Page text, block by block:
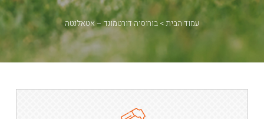
בורוסיה דורטמונד – אטאלנטה עמוד הבית